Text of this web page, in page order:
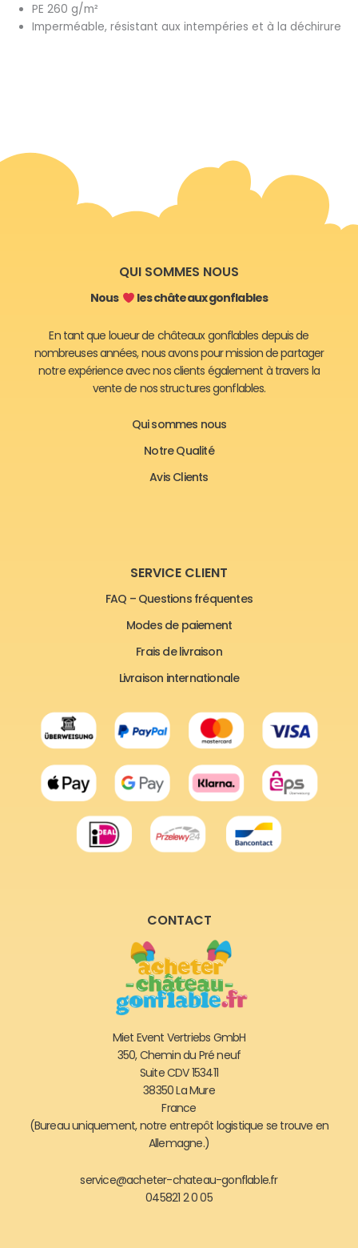
PE 260 g/m²
Imperméable, résistant aux intempéries et à la déchirure
QUI SOMMES NOUS
Nous les châteaux gonflables
En tant que loueur de châteaux gonflables depuis de
nombreuses années, nous avons pour mission de partager
notre expérience avec nos clients également à travers la
vente de nos structures gonflables.
Qui sommes nous
Notre Qualité
Avis Clients
SERVICE CLIENT
FAQ – Questions fréquentes
Modes de paiement
Frais de livraison
Livraison internationale
CONTACT
Miet Event Vertriebs GmbH
350, Chemin du Pré neuf
Suite CDV 153411
38350 La Mure
France
(Bureau uniquement, notre entrepôt logistique se trouve en
Allemagne.)
service@acheter-chateau-gonflable.fr
045821 2 0 05